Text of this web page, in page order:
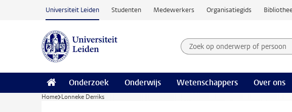
Ga naar hoofdinhoud
Universiteit Leiden Studenten Medewerkers Organisatiegids
Zoek op onderwerp of
Zoekterm
Onderzoek Onderwijs Wetenschappers Over ons
Home Lonneke Derriks